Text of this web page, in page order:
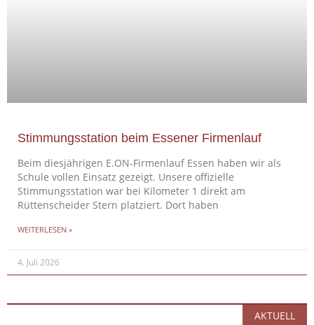
Stimmungsstation beim Essener Firmenlauf
Beim diesjährigen E.ON-Firmenlauf Essen haben wir als
Schule vollen Einsatz gezeigt. Unsere offizielle
Stimmungsstation war bei Kilometer 1 direkt am
Rüttenscheider Stern platziert. Dort haben
WEITERLESEN »
4. Juli 2026
AKTUELL